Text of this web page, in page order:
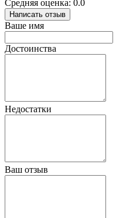
Средняя оценка: 0.0
Написать отзыв
Ваше имя
Достоинства
Недостатки
Ваш отзыв